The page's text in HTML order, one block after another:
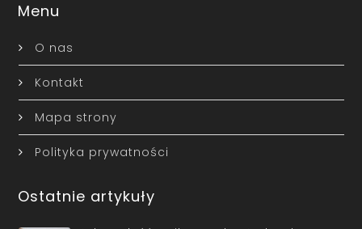
Menu
O nas
Kontakt
Mapa strony
Polityka prywatności
Ostatnie artykuły